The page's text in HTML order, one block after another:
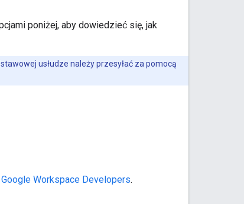
poniżej, aby dowiedzieć się, jak
usłudze należy przesyłać za pomocą
Google Workspace Developers.